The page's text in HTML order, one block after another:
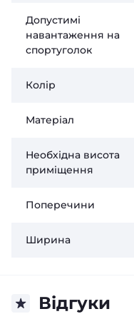
Допустимі
навантаження на
спортуголок
Колір
Матеріал
Необхідна висота
приміщення
Поперечини
Ширина
Відгуки